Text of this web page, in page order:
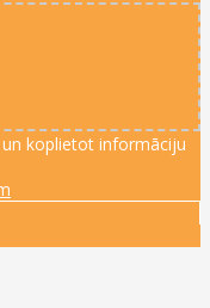
koplietot informāciju